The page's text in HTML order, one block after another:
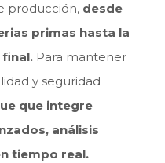
producción, desde
primas hasta la
Para mantener
y seguridad
que integre
análisis
tiempo real.